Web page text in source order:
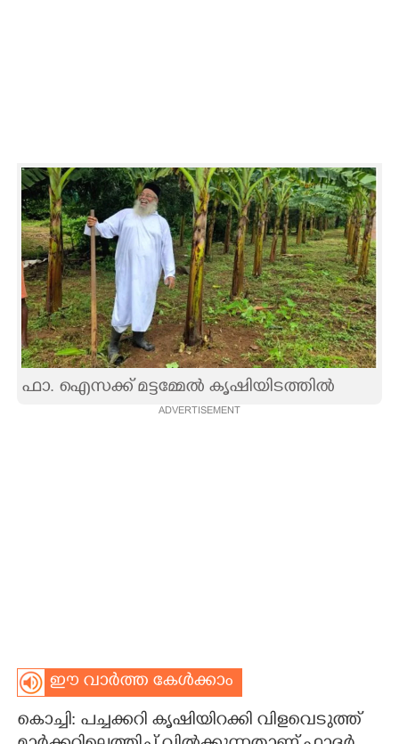
CARTOONS
LITERATURE
ZOOM
CONTACT US
ഫാ. ഐസക്ക് മട്ടമ്മേൽ കൃഷിയിടത്തിൽ
ADVERTISEMENT
ഈ വാർത്ത കേൾക്കാം
കൊച്ചി: പച്ചക്കറി കൃഷിയിറക്കി വിളവെടുത്ത്